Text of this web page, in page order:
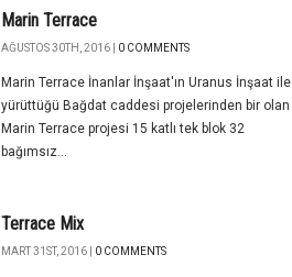
Marin Terrace
AĞUSTOS 30TH, 2016 | 0 COMMENTS
Marin Terrace İnanlar İnşaat'ın Uranus İnşaat ile
yürüttüğü Bağdat caddesi projelerinden bir olan
Marin Terrace projesi 15 katlı tek blok 32
bağımsız...
Terrace Mix
MART 31ST, 2016 | 0 COMMENTS